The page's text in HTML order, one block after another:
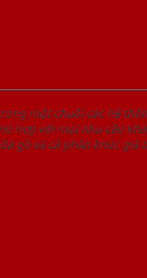
một chuỗi các hệ
với mọi nhu cầu
gỗ và cả phân khúc giá